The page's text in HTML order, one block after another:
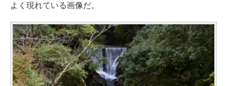
よく現れている画像だ。